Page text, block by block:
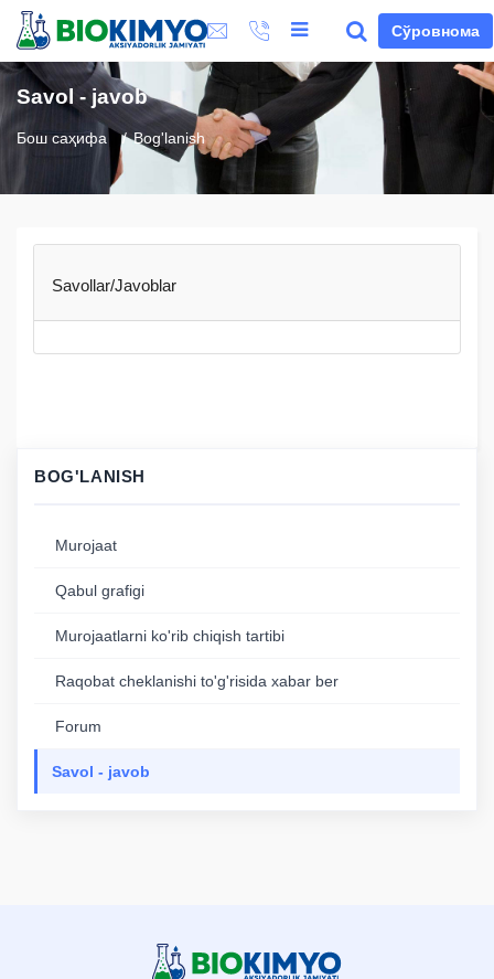
Сўровнома
Savol - javob
Бош саҳифа Bog'lanish
Savollar/Javoblar
BOG'LANISH
Murojaat
Qabul grafigi
Murojaatlarni ko'rib chiqish tartibi
Raqobat cheklanishi to'g'risida xabar ber
Forum
Savol - javob